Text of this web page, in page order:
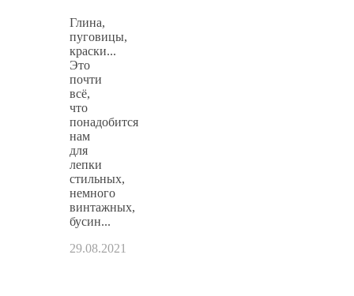
Глина,
пуговицы,
краски...
Это
почти
всё,
что
понадобится
нам
для
лепки
стильных,
немного
винтажных,
бусин...
29.08.2021